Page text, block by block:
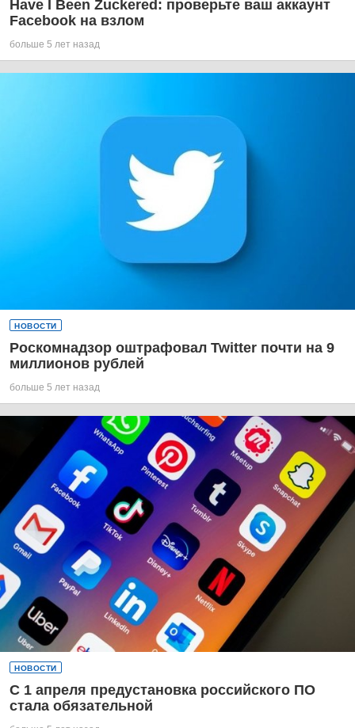
Have I Been Zuckered: проверьте ваш аккаунт
Facebook на взлом
больше 5 лет назад
НОВОСТИ
Роскомнадзор оштрафовал Twitter почти на 9
миллионов рублей
больше 5 лет назад
НОВОСТИ
С 1 апреля предустановка российского ПО
стала обязательной